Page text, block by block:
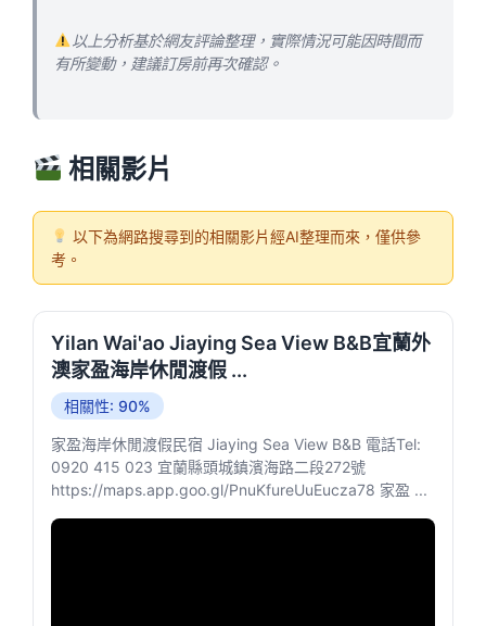
以上分析基於網友評論整理，實際情況可能因時間而
有所變動，建議訂房前再次確認。
相關影片
以下為網路搜尋到的相關影片經AI整理而來，僅供參
考。
Yilan Wai'ao Jiaying Sea View B&B宜蘭外
澳家盈海岸休閒渡假 ...
相關性: 90%
家盈海岸休閒渡假民宿 Jiaying Sea View B&B 電話Tel:
0920 415 023 宜蘭縣頭城鎮濱海路二段272號
https://maps.app.goo.gl/PnuKfureUuEucza78 家盈 ...